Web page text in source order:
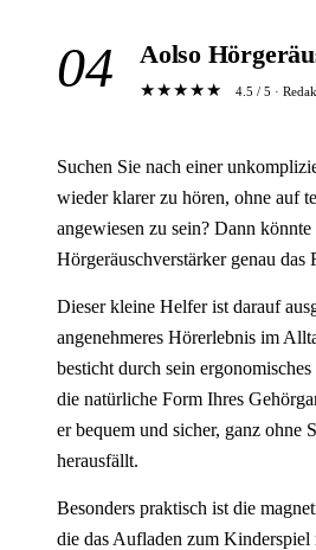
04 Aolso
★★★★★ 4.5 / 5 ·
Suchen Sie nach einer
wieder klarer zu hören, ohne auf
angewiesen zu sein? Dann
Hörgeräuschverstärker genau das
Dieser kleine Helfer ist darauf
angenehmeres Hörerlebnis im
besticht durch sein
die natürliche Form Ihres
er bequem und sicher, ganz ohne
herausfällt.
Besonders praktisch ist die
die das Aufladen zum Kinderspiel